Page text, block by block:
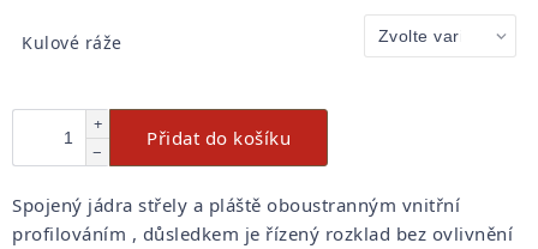
Kulové ráže
+
−
Přidat do košíku
Spojený jádra střely a pláště oboustranným vnitřní
profilováním , důsledkem je řízený rozklad bez ovlivnění